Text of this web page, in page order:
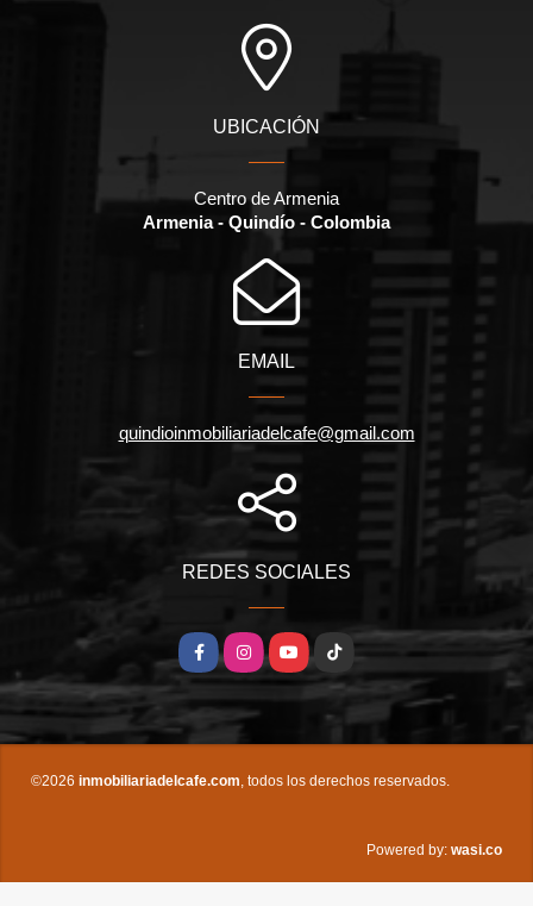
UBICACIÓN
Centro de Armenia
Armenia - Quindío - Colombia
EMAIL
quindioinmobiliariadelcafe@gmail.com
REDES SOCIALES
FacebookInstagramYouTube
TikTok
©2026 inmobiliariadelcafe.com , todos los derechos reservados.
Powered by: wasi.co